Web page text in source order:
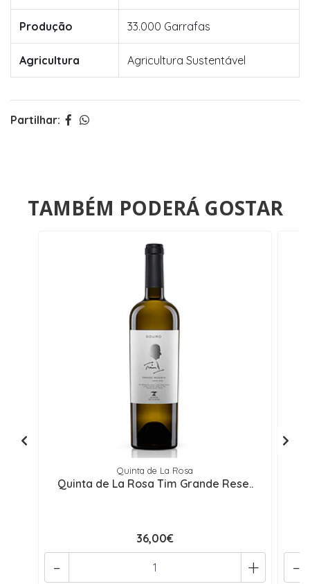
Produção 33.000 Garrafas
Agricultura Agricultura Sustentável
Partilhar:
TAMBÉM PODERÁ GOSTAR
Quinta de La Rosa
Quinta de La Rosa Tim Grande Rese..
36,00€
+
- -